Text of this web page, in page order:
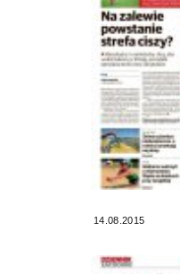
14.08.2015